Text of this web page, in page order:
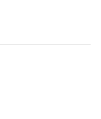
een inhoud